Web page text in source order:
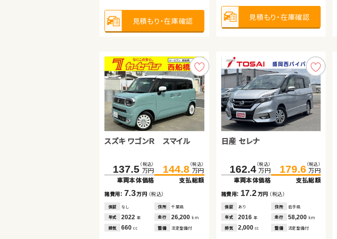
見積もり・在庫確認 見積もり・在庫確認
スズキ ワゴンＲ スマイル
137.5 （税込）
万円
車両本体価格
144.8 （税込）
万円
支払総額
諸費用： 7.3万円 （税込）
保証 なし 住所
千葉県
年式
2022年 走行 26,200 km
排気
660cc 整備 法定整備付
日産 セレナ
162.4（税込）
万円
車両本体価格
179.6 （税込）
万円
支払総額
諸費用： 17.2 万円 （税込）
保証 あり 住所
岩手県
年式
2016年 走行 58,200 km
排気
2,000cc 整備 法定整備付
見積もり・在庫確認 見積もり・在庫確認
トヨタ アクア
174.7 （税込）
万円
車両本体価格
189.7 （税込）
万円
支払総額
諸費用： 15.0万円（税込）
保証 あり 住所
岩手県
年式
2024年 走行 68,300 km
排気
1,500 整備 法定整備付
ホンダ Ｎ ＢＯＸ
125.0（税込）
万円
車両本体価格
135.9 （税込）
万円
支払総額
諸費用： 10.9 万円 （税込）
保証 あり 住所
岩手県
年式
2022年 走行 37,300 km
排気
660cc 整備 法定整備付
見積もり・在庫確認 見積もり・在庫確認
日産 セレナ
240.0 （税込）
万円
車両本体価格
253.7 （税込）
万円
支払総額
諸費用： 13.7万円（税込）
保証 あり 住所
埼玉県
年式
2021年 走行 39,000 km
排気
1,200 整備 法定整備付
ダイハツ ムーヴ キャンバス
64.9（税込）
万円
車両本体価格
69.9 （税込）
万円
支払総額
諸費用： 5.0万円（税込）
保証 なし 住所
徳島県
年式
2018年 走行 119,800km
排気
660cc 整備 法定整備付
排気
2,500cc 整備 法定整備付